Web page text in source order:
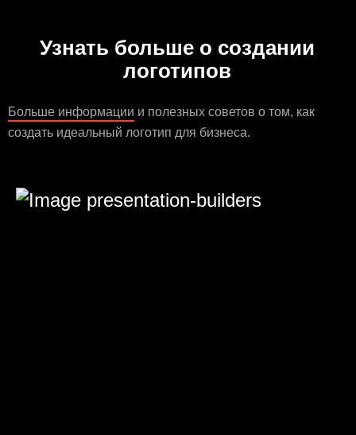
Узнать больше о создании
логотипов
Больше информации и полезных советов о том, как
создать идеальный логотип для бизнеса.